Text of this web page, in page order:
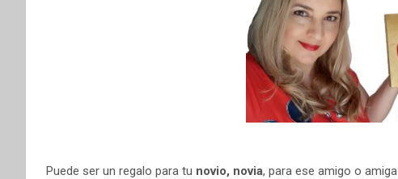
Puede ser un regalo para tu novio, novia, para ese amigo o